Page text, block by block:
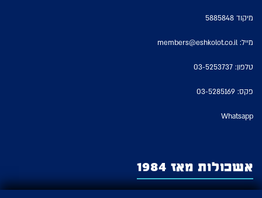
מיקוד 5885848
מייל: members@eshkolot.co.il
טלפון: 03-5253737
פקס: 03-5285169
Whatsapp
אשכולות מאז 1984